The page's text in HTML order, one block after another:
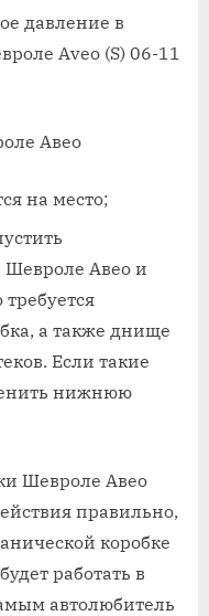
давление в
Aveo (S) 06-11
Авео
на место;
Шевроле Авео и
требуется
а также днище
Если такие
нижнюю
Шевроле Авео
правильно,
коробке
работать в
автолюбитель